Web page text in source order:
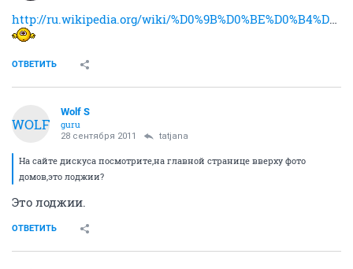
http://ru.wikipedia.org/wiki/%D0%9B%D0%BE%D0%B4%D0%B6%D0%B8%D1%8F
ОТВЕТИТЬ
WOLF
Wolf S
guru
28 сентября 2011 tatjana
На сайте дискуса посмотрите,на главной странице вверху фото
домов,это лоджии?
Это лоджии.
ОТВЕТИТЬ